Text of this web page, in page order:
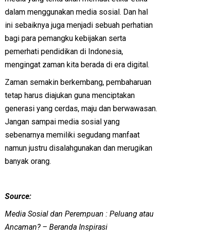
dalam menggunakan media sosial. Dan hal
ini sebaiknya juga menjadi sebuah perhatian
bagi para pemangku kebijakan serta
pemerhati pendidikan di Indonesia,
mengingat zaman kita berada di era digital.
Zaman semakin berkembang, pembaharuan
tetap harus diajukan guna menciptakan
generasi yang cerdas, maju dan berwawasan.
Jangan sampai media sosial yang
sebenarnya memiliki segudang manfaat
namun justru disalahgunakan dan merugikan
banyak orang.
Source:
Media Sosial dan Perempuan : Peluang atau
Ancaman? – Beranda Inspirasi